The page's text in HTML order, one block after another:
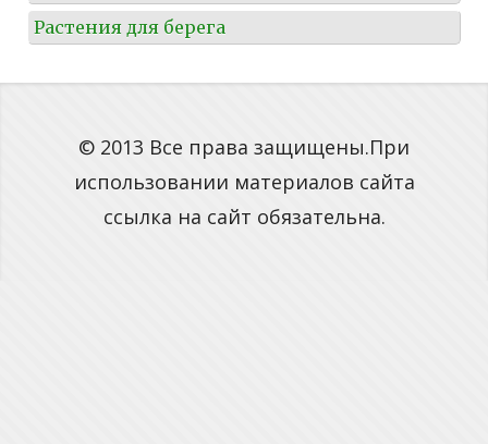
Растения для берега
© 2013 Все права защищены.При
использовании материалов сайта
ссылка на сайт обязательна.